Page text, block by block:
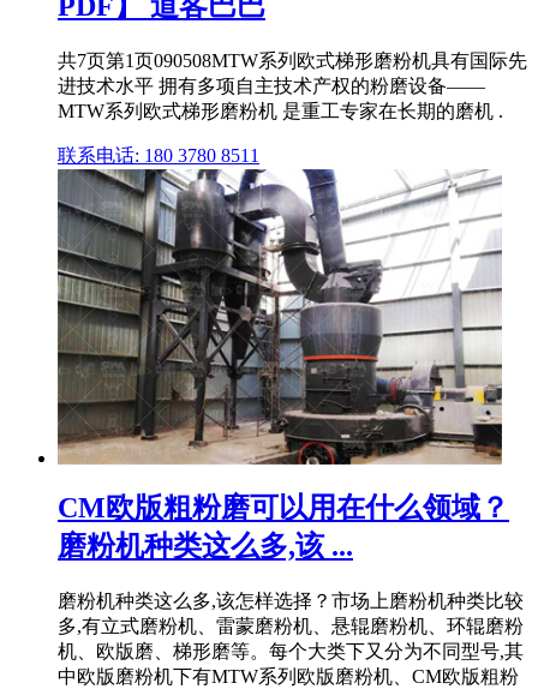
PDF】 道客巴巴
共7页第1页090508MTW系列欧式梯形磨粉机具有国际先
进技术水平 拥有多项自主技术产权的粉磨设备——
MTW系列欧式梯形磨粉机 是重工专家在长期的磨机 .
联系电话: 180 3780 8511
CM欧版粗粉磨可以用在什么领域？
磨粉机种类这么多,该 ...
磨粉机种类这么多,该怎样选择？市场上磨粉机种类比较
多,有立式磨粉机、雷蒙磨粉机、悬辊磨粉机、环辊磨粉
机、欧版磨、梯形磨等。每个大类下又分为不同型号,其
中欧版磨粉机下有MTW系列欧版磨粉机、CM欧版粗粉